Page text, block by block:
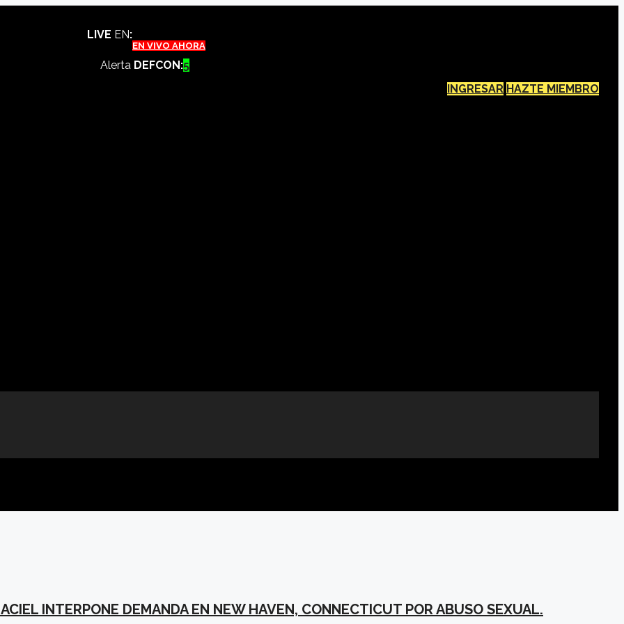
LIVE EN:
EN VIVO AHORA
Alerta DEFCON:5
INGRESAR HAZTE MIEMBRO
INTERPONE DEMANDA EN NEW HAVEN, CONNECTICUT POR ABUSO SEXUAL.